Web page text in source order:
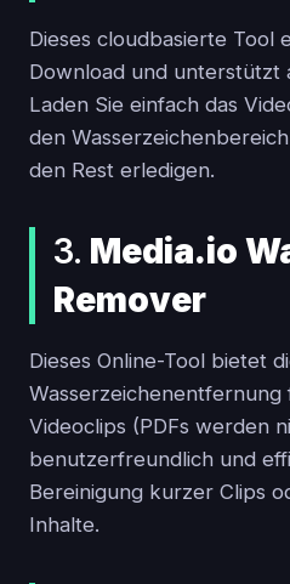
Dieses cloudbasierte Tool
Download und unterstützt
Laden Sie einfach das
den
den Rest erledigen.
3. Media.io
Remover
Dieses Online-Tool bietet
Videoclips (PDFs werden
benutzerfreundlich und
Bereinigung kurzer Clips
Inhalte.